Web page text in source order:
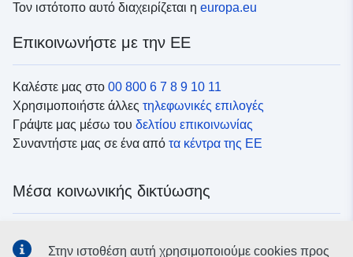
Τον ιστότοπο αυτό διαχειρίζεται η europa.eu
Επικοινωνήστε με την ΕΕ
Καλέστε μας στο 00 800 6 7 8 9 10 11
Χρησιμοποιήστε άλλες τηλεφωνικές επιλογές
Γράψτε μας μέσω του δελτίου επικοινωνίας
Συναντήστε μας σε ένα από τα κέντρα της ΕΕ
Μέσα κοινωνικής δικτύωσης
Στην ιστοθέση αυτή χρησιμοποιούμε cookies προς